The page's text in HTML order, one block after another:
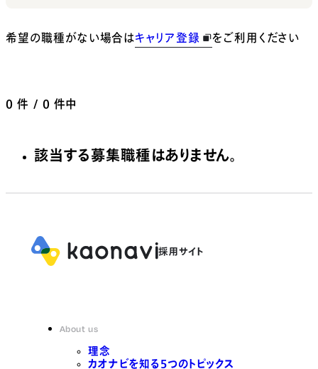
希望の職種がない場合はキャリア登録 をご利用ください
0 件 / 0 件中
該当する募集職種はありません。
About us
理念
カオナビを知る5つのトピックス